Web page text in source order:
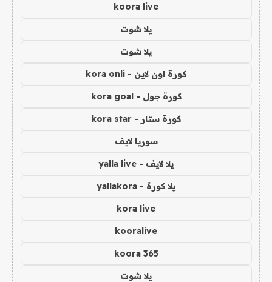
koora live
يلا شوت
يلا شوت
كورة اون لاين - kora onli
كورة جول - kora goal
كورة ستار - kora star
سوريا لايف
يلا لايف - yalla live
يلا كورة - yallakora
kora live
kooralive
koora 365
يلا شوت